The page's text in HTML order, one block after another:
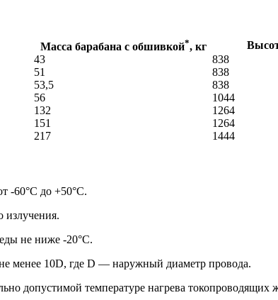
Масса барабана с обшивкой*, кг
43 838
51 838
53,5 838
56 1044
132 1264
151 1264
217 1444
-60°С до +50°С.
излучения.
не ниже -20°С.
менее 10D, где D — наружный диаметр провода.
допустимой температуре нагрева